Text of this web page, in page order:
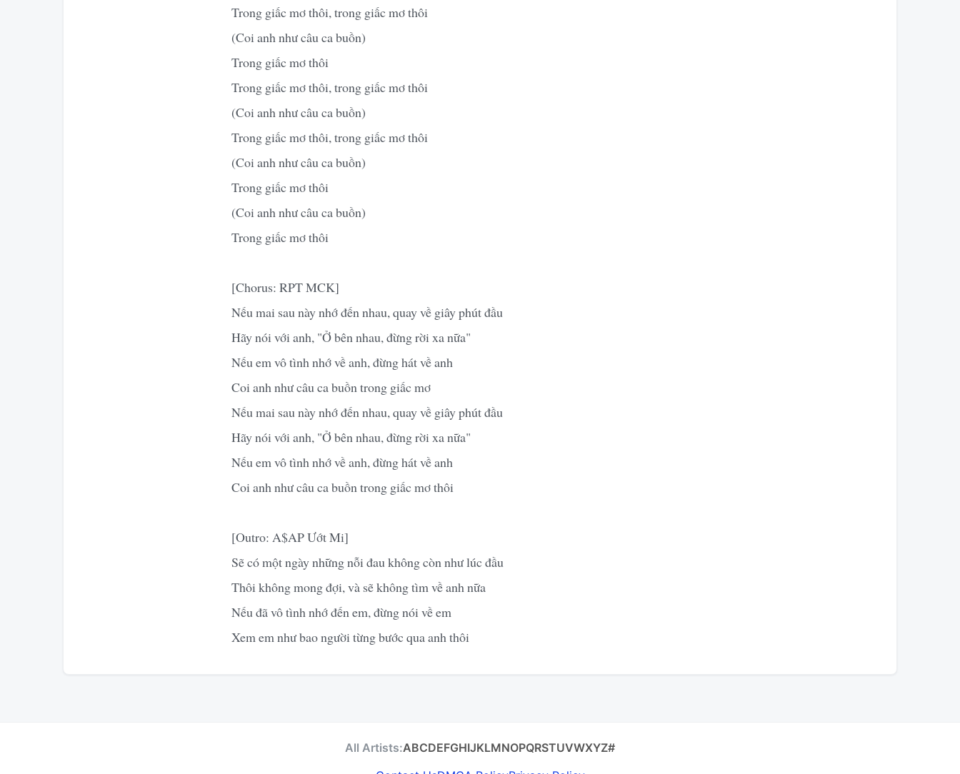
Trong giấc mơ thôi, trong giấc mơ thôi
(Coi anh như câu ca buồn)
Trong giấc mơ thôi
Trong giấc mơ thôi, trong giấc mơ thôi
(Coi anh như câu ca buồn)
Trong giấc mơ thôi, trong giấc mơ thôi
(Coi anh như câu ca buồn)
Trong giấc mơ thôi
(Coi anh như câu ca buồn)
Trong giấc mơ thôi
[Chorus: RPT MCK]
Nếu mai sau này nhớ đến nhau, quay về giây phút đầu
Hãy nói với anh, "Ở bên nhau, đừng rời xa nữa"
Nếu em vô tình nhớ về anh, đừng hát về anh
Coi anh như câu ca buồn trong giấc mơ
Nếu mai sau này nhớ đến nhau, quay về giây phút đầu
Hãy nói với anh, "Ở bên nhau, đừng rời xa nữa"
Nếu em vô tình nhớ về anh, đừng hát về anh
Coi anh như câu ca buồn trong giấc mơ thôi
[Outro: A$AP Ướt Mi]
Sẽ có một ngày những nỗi đau không còn như lúc đầu
Thôi không mong đợi, và sẽ không tìm về anh nữa
Nếu đã vô tình nhớ đến em, đừng nói về em
Xem em như bao người từng bước qua anh thôi
All Artists:ABCDEFGHIJKLMNOPQRSTUVWXYZ#